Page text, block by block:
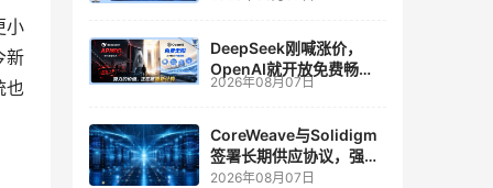
小
新
也
DeepSeek刚喊涨价，
OpenAI就开放免费畅
聊？大模型定价的平行宇
2026年08月07日
CoreWeave与Solidigm
签署长期供应协议，强化
一体化人工智能云平台
2026年08月07日